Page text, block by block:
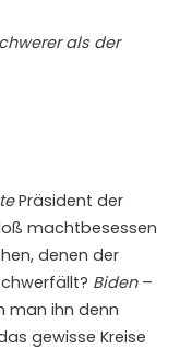
als der
Präsident der
machtbesessen
denen der
Biden–
man ihn denn
gewisse Kreise